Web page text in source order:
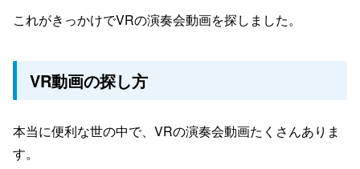
これがきっかけでVRの演奏会動画を探しました。
VR動画の探し方
本当に便利な世の中で、VRの演奏会動画たくさんありま
す。